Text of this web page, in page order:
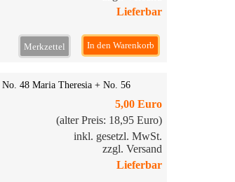
Lieferbar
In den Warenkorb
Merkzettel
48 Maria Theresia + No. 56
5,00 Euro
(alter Preis: 18,95 Euro)
inkl. gesetzl. MwSt.
zzgl. Versand
Lieferbar